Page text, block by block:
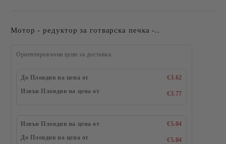
Мотор - редуктор за готварска печка -..
Ориентировъчни цени за доставка
До Пловдив на цена от
€3.62
Извън Пловдив на цена от
€3.77
Извън Пловдив на цена от
€5.04
До Пловдив на цена от
€5.04